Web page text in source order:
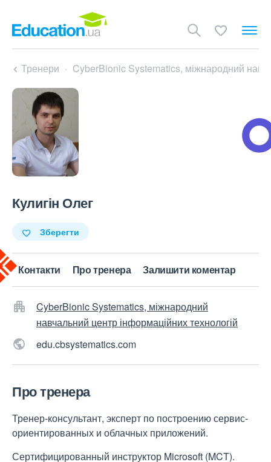
Тренери CyberBionic Systematics, міжнародний
Кулигін Олег
Зберегти
Контакти Про тренера Залишити коментар
CyberBionic Systematics, міжнародний
навчальний центр інформаційних технологій
edu.cbsystematics.com
Про тренера
Тренер-консультант, эксперт по построению сервис-
ориентированных и облачных приложений.
Сертифицированный инструктор Microsoft (MCT).